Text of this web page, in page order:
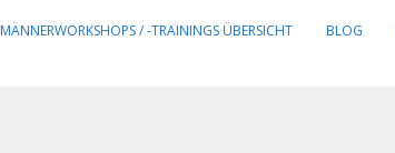
MÄNNERWORKSHOPS / -TRAININGS ÜBERSICHT BLOG